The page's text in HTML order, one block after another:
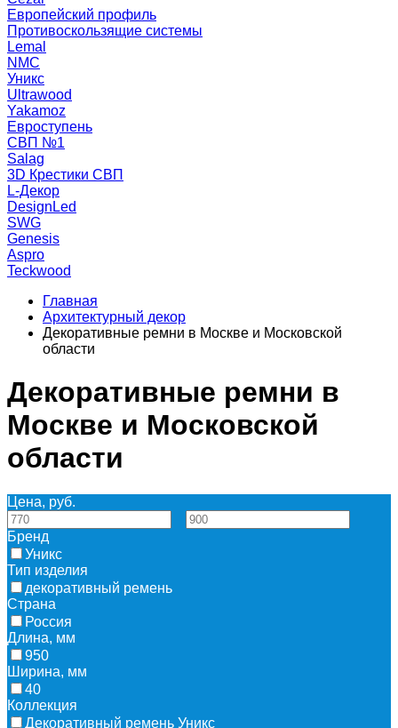
Европейский профиль
Противоскользящие системы
Lemal
NMC
Уникс
Ultrawood
Yakamoz
Евроступень
СВП №1
Salag
3D Крестики СВП
L-Декор
DesignLed
SWG
Genesis
Aspro
Teckwood
Главная
Архитектурный декор
Декоративные ремни в Москве и Московской
области
Декоративные ремни в
Москве и Московской
области
Цена, руб.
Бренд
Уникс
Тип изделия
декоративный ремень
Страна
Россия
Длина, мм
950
Ширина, мм
40
Коллекция
Декоративный ремень Уникс